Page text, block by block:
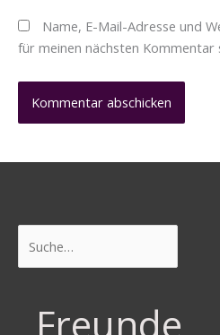
Name, E-Mail-Adresse und
für meinen nächsten Kommentar
Freunde